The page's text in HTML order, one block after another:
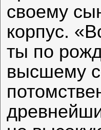
своему
корпус.
ты по
высшему